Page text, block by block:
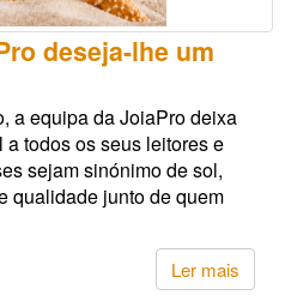
deseja-lhe um
a equipa da JoiaPro deixa
todos os seus leitores e
sejam sinónimo de sol,
qualidade junto de quem
Ler mais